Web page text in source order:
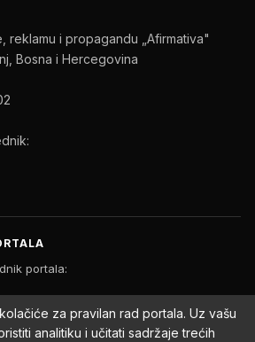
reklamu i propagandu „Afirmativa"
Bosna i Hercegovina
portala:
za pravilan rad portala. Uz vašu
analitiku i učitati sadržaje trećih